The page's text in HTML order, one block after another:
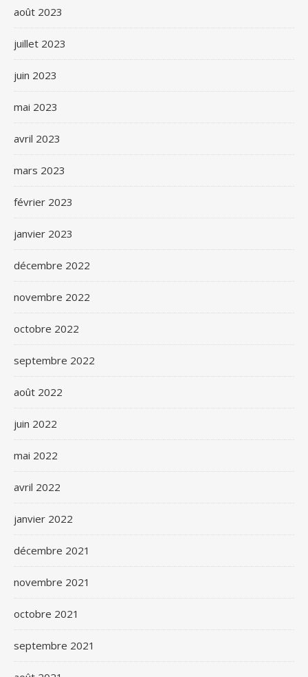
août 2023
juillet 2023
juin 2023
mai 2023
avril 2023
mars 2023
février 2023
janvier 2023
décembre 2022
novembre 2022
octobre 2022
septembre 2022
août 2022
juin 2022
mai 2022
avril 2022
janvier 2022
décembre 2021
novembre 2021
octobre 2021
septembre 2021